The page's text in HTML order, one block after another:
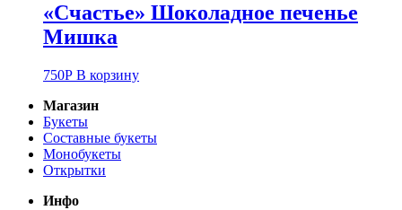
«Счастье» Шоколадное печенье
Мишка
750Р В корзину
Магазин
Букеты
Составные букеты
Монобукеты
Открытки
Инфо